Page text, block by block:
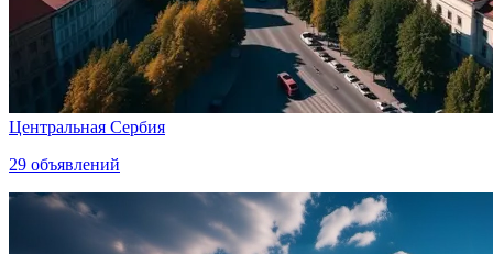
Центральная Сербия
29 объявлений